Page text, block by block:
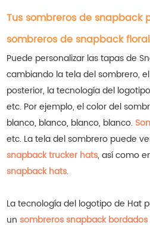
Tus sombreros de snapback
sombreros de snapback
Puede personalizar las tapas de
cambiando la tela del sombrero,
posterior, la tecnología del
etc. Por ejemplo, el color del
blanco, blanco, blanco, blanco.
etc. La tela del sombrero puede
snapback trucker hats, así como
snapback hats.
La tecnología del logotipo de Hat
un sombreros snapback